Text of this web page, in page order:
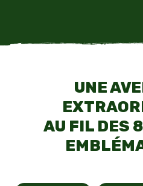
UNE
AU FIL DES